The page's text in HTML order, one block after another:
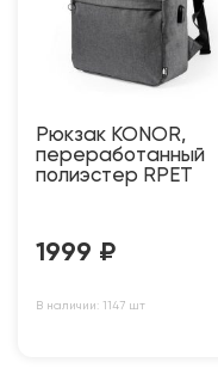
Рюкзак KONOR,
переработанный
полиэстер RPET
1999 ₽
В наличии: 1147 шт